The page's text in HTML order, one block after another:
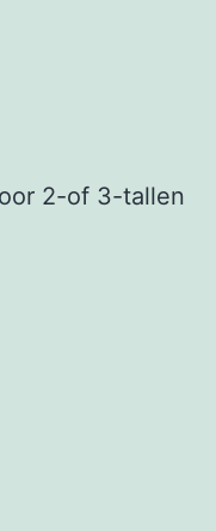
2-of 3-tallen